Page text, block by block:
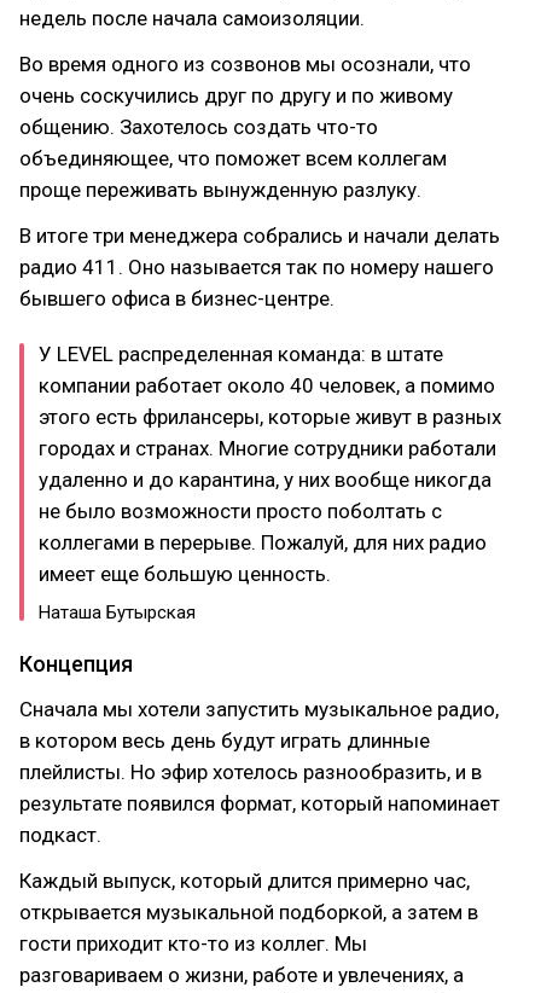
недель после начала самоизоляции.
Во время одного из созвонов мы осознали, что
очень соскучились друг по другу и по живому
общению. Захотелось создать что-то
объединяющее, что поможет всем коллегам
проще переживать вынужденную разлуку.
В итоге три менеджера собрались и начали делать
радио 411. Оно называется так по номеру нашего
бывшего офиса в бизнес-центре.
У LEVEL распределенная команда: в штате
компании работает около 40 человек, а помимо
этого есть фрилансеры, которые живут в разных
городах и странах. Многие сотрудники работали
удаленно и до карантина, у них вообще никогда
не было возможности просто поболтать с
коллегами в перерыве. Пожалуй, для них радио
имеет еще большую ценность.
Наташа Бутырская
Концепция
Сначала мы хотели запустить музыкальное радио,
в котором весь день будут играть длинные
плейлисты. Но эфир хотелось разнообразить, и в
результате появился формат, который напоминает
подкаст.
Каждый выпуск, который длится примерно час,
открывается музыкальной подборкой, а затем в
гости приходит кто-то из коллег. Мы
разговариваем о жизни, работе и увлечениях, а